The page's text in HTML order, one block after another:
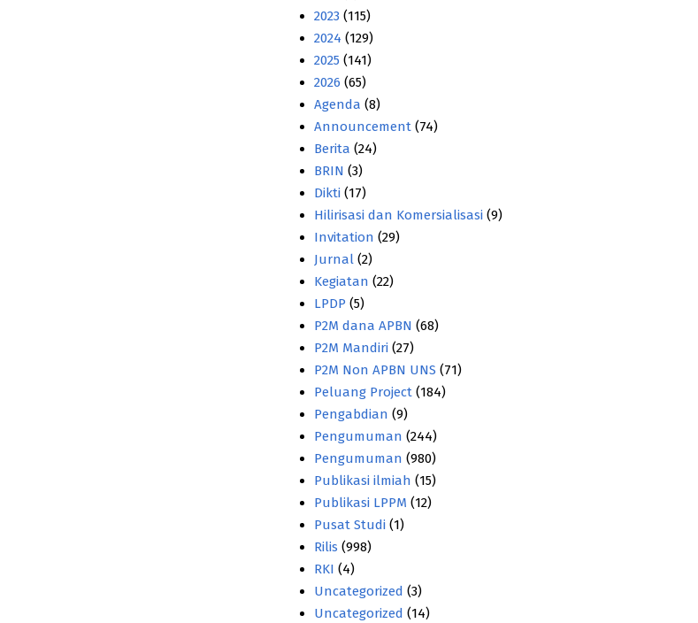
2023 (115)
2024 (129)
2025 (141)
2026 (65)
Agenda (8)
Announcement (74)
Berita (24)
BRIN (3)
Dikti (17)
Hilirisasi dan Komersialisasi (9)
Invitation (29)
Jurnal (2)
Kegiatan (22)
LPDP (5)
P2M dana APBN (68)
P2M Mandiri (27)
P2M Non APBN UNS (71)
Peluang Project (184)
Pengabdian (9)
Pengumuman (244)
Pengumuman (980)
Publikasi ilmiah (15)
Publikasi LPPM (12)
Pusat Studi (1)
Rilis (998)
RKI (4)
Uncategorized (3)
Uncategorized (14)